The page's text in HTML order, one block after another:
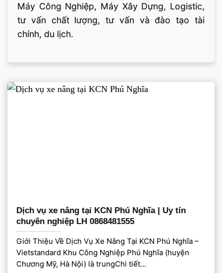
Máy Công Nghiệp, Máy Xây Dựng, Logistic,
tư vấn chất lượng, tư vấn và đào tạo tài
chính, du lịch.
Dịch vụ xe nâng tại KCN Phú Nghĩa | Uy tín
chuyên nghiệp LH 0868481555
Giới Thiệu Về Dịch Vụ Xe Nâng Tại KCN Phú Nghĩa –
Vietstandard Khu Công Nghiệp Phú Nghĩa (huyện
Chương Mỹ, Hà Nội) là trungChi tiết...